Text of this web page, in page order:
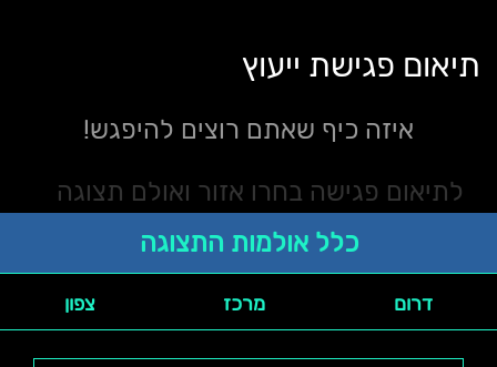
תיאום פגישת ייעוץ
איזה כיף שאתם רוצים להיפגש!
לתיאום פגישה בחרו אזור ואולם תצוגה
דרום מרכז צפון